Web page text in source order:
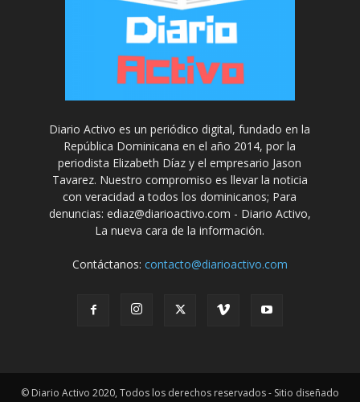
Diario Activo es un periódico digital, fundado en la
República Dominicana en el año 2014, por la
periodista Elizabeth Díaz y el empresario Jason
Tavarez. Nuestro compromiso es llevar la noticia
con veracidad a todos los dominicanos; Para
denuncias: ediaz@diarioactivo.com - Diario Activo,
La nueva cara de la información.
Contáctanos: contacto@diarioactivo.com
© Diario Activo 2020, Todos los derechos reservados - Sitio diseñado